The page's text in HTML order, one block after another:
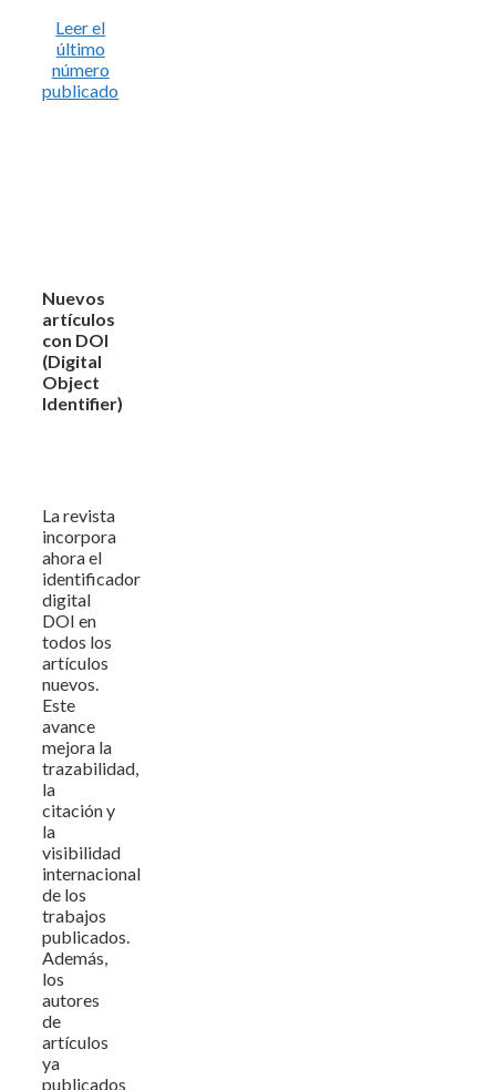
Leer el
último
número
publicado
Nuevos
artículos
con DOI
(Digital
Object
Identifier)
La revista
incorpora
ahora el
identificador
digital
DOI en
todos los
artículos
nuevos.
Este
avance
mejora la
trazabilidad,
la
citación y
la
visibilidad
internacional
de los
trabajos
publicados.
Además,
los
autores
de
artículos
ya
publicados